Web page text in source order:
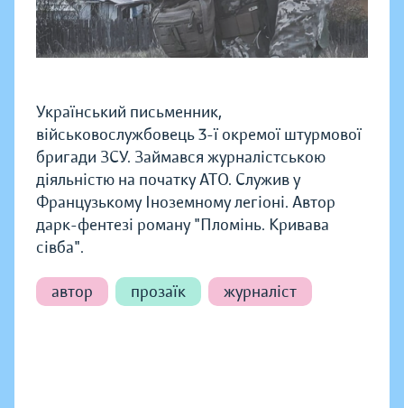
Український письменник,
військовослужбовець 3-ї окремої штурмової
бригади ЗСУ. Займався журналістською
діяльністю на початку АТО. Служив у
Французькому Іноземному легіоні. Автор
дарк-фентезі роману "Пломінь. Кривава
сівба".
автор прозаїк журналіст